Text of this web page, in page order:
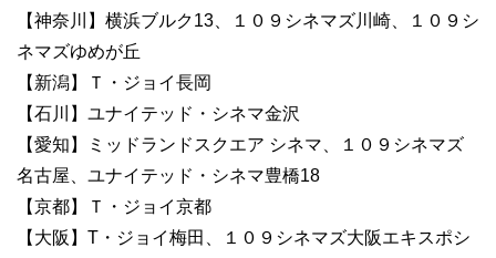
【神奈川】横浜ブルク13、１０９シネマズ川崎、１０９シ
ネマズゆめが丘
【新潟】Ｔ・ジョイ長岡
【石川】ユナイテッド・シネマ金沢
【愛知】ミッドランドスクエア シネマ、１０９シネマズ
名古屋、ユナイテッド・シネマ豊橋18
【京都】Ｔ・ジョイ京都
【大阪】T・ジョイ梅田、１０９シネマズ大阪エキスポシ